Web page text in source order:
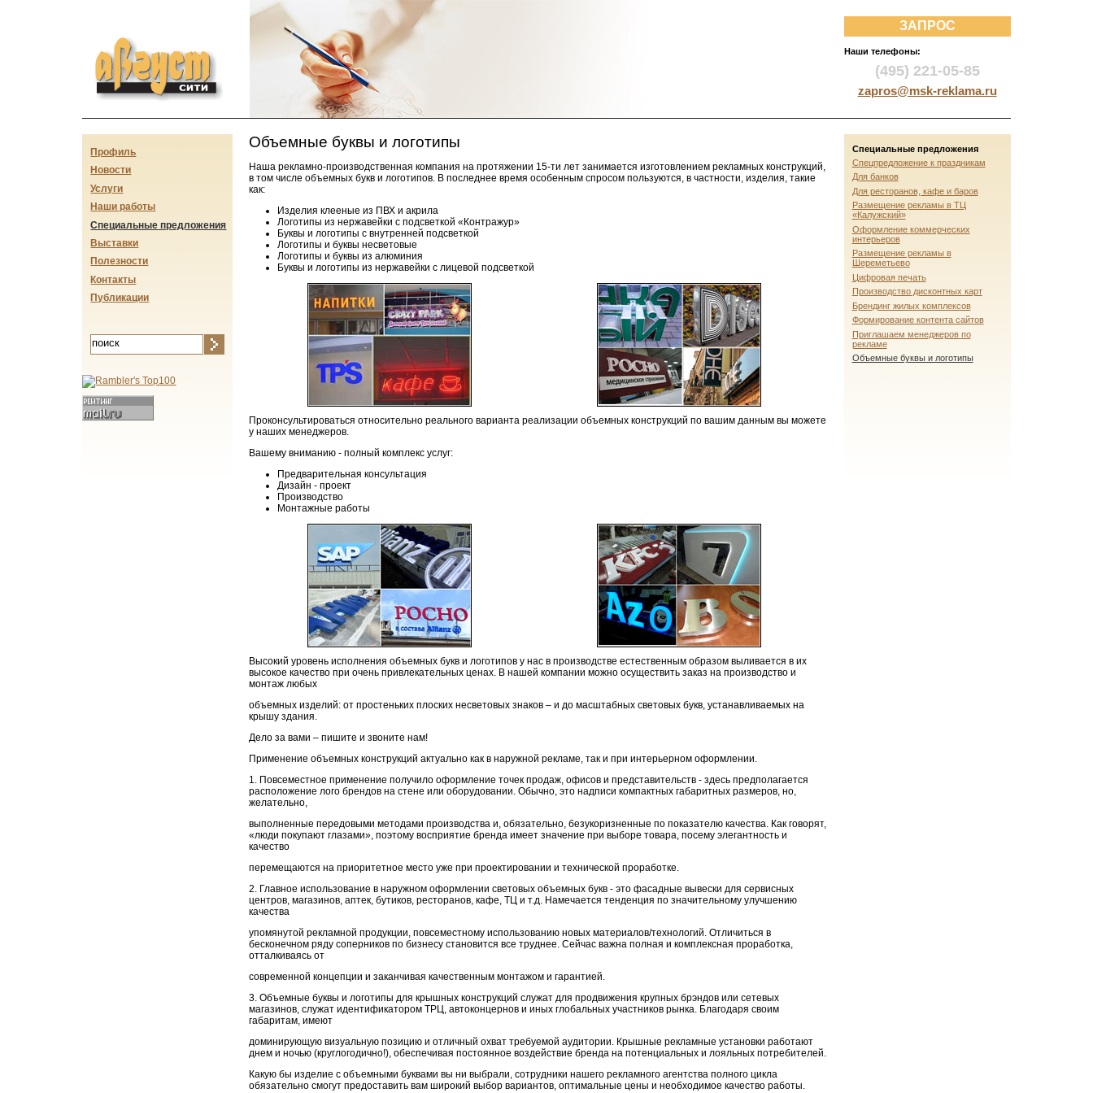
Август-сити
ЗАПРОС
Наши телефоны:
(495) 221-05-85
zapros@msk-reklama.ru
Объемные буквы и логотипы
Наша рекламно-производственная компания на протяжении 15-ти лет занимается изготовлением рекламных конструкций,
в том числе объемных букв и логотипов. В последнее время особенным спросом пользуются, в частности, изделия, такие
как:
Изделия клееные из ПВХ и акрила
Логотипы из нержавейки с подсветкой «Контражур»
Буквы и логотипы с внутренней подсветкой
Логотипы и буквы несветовые
Логотипы и буквы из алюминия
Буквы и логотипы из нержавейки с лицевой подсветкой
Проконсультироваться относительно реального варианта реализации объемных конструкций по вашим данным вы можете
у наших менеджеров.
Вашему вниманию - полный комплекс услуг:
Предварительная консультация
Дизайн - проект
Производство
Монтажные работы
Высокий уровень исполнения объемных букв и логотипов у нас в производстве естественным образом выливается в их
высокое качество при очень привлекательных ценах. В нашей компании можно осуществить заказ на производство и
монтаж любых
объемных изделий: от простеньких плоских несветовых знаков – и до масштабных световых букв, устанавливаемых на
крышу здания.
Дело за вами – пишите и звоните нам!
Применение объемных конструкций актуально как в наружной рекламе, так и при интерьерном оформлении.
1. Повсеместное применение получило оформление точек продаж, офисов и представительств - здесь предполагается
расположение лого брендов на стене или оборудовании. Обычно, это надписи компактных габаритных размеров, но,
желательно,
выполненные передовыми методами производства и, обязательно, безукоризненные по показателю качества. Как говорят,
«люди покупают глазами», поэтому восприятие бренда имеет значение при выборе товара, посему элегантность и
качество
перемещаются на приоритетное место уже при проектировании и технической проработке.
2. Главное использование в наружном оформлении световых объемных букв - это фасадные вывески для сервисных
центров, магазинов, аптек, бутиков, ресторанов, кафе, ТЦ и т.д. Намечается тенденция по значительному улучшению
качества
упомянутой рекламной продукции, повсеместному использованию новых материалов/технологий. Отличиться в
бесконечном ряду соперников по бизнесу становится все труднее. Сейчас важна полная и комплексная проработка,
отталкиваясь от
современной концепции и заканчивая качественным монтажом и гарантией.
3. Объемные буквы и логотипы для крышных конструкций служат для продвижения крупных брэндов или сетевых
магазинов, служат идентификатором ТРЦ, автоконцернов и иных глобальных участников рынка. Благодаря своим
габаритам, имеют
доминирующую визуальную позицию и отличный охват требуемой аудитории. Крышные рекламные установки работают
днем и ночью (круглогодично!), обеспечивая постоянное воздействие бренда на потенциальных и лояльных потребителей.
Какую бы изделие с объемными буквами вы ни выбрали, сотрудники нашего рекламного агентства полного цикла
обязательно смогут предоставить вам широкий выбор вариантов, оптимальные цены и необходимое качество работы.
Специальные предложения
Спецпредложение к праздникам
Для банков
Для ресторанов, кафе и баров
Размещение рекламы в ТЦ
«Калужский»
Оформление коммерческих
интерьеров
Размещение рекламы в
Шереметьево
Цифровая печать
Производство дисконтных карт
Брендинг жилых комплексов
Формирование контента сайтов
Приглашаем менеджеров по
рекламе
Объемные буквы и логотипы
Профиль
Новости
Услуги
Наши работы
Специальные предложения
Выставки
Полезности
Контакты
Публикации